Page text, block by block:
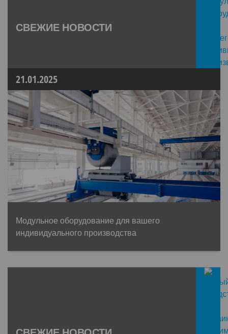
СВЕЖИЕ НОВОСТИ
21.01.2025
Модульное оборудование для вашего
индивидуального производства